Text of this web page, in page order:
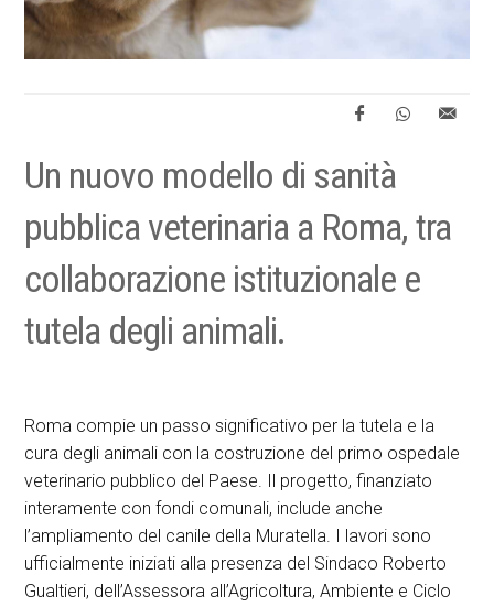
Un nuovo modello di sanità
pubblica veterinaria a Roma, tra
collaborazione istituzionale e
tutela degli animali.
Roma compie un passo significativo per la tutela e la
cura degli animali con la costruzione del primo ospedale
veterinario pubblico del Paese. Il progetto, finanziato
interamente con fondi comunali, include anche
l’ampliamento del canile della Muratella. I lavori sono
ufficialmente iniziati alla presenza del Sindaco Roberto
Gualtieri, dell’Assessora all’Agricoltura, Ambiente e Ciclo